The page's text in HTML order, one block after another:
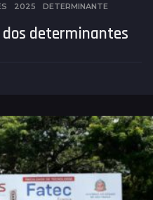
2025 ,DETERMINANTE
determinantes